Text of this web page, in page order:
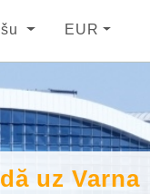
EUR
uz Varna